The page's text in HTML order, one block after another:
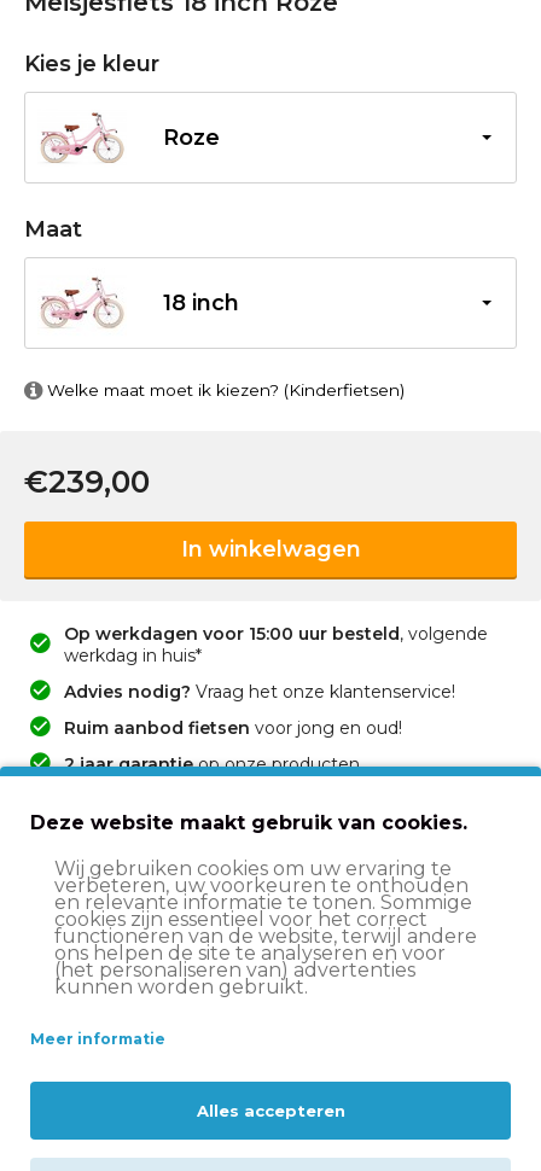
Kies je kleur
Roze
Maat
18 inch
Welke maat moet ik kiezen? (Kinderfietsen)
€239,00
In winkelwagen
Op werkdagen voor 15:00 uur besteld, volgende
werkdag in huis*
Advies nodig? Vraag het onze klantenservice!
Ruim aanbod fietsen voor jong en oud!
2 jaar garantieop onze producten
Vrolijke uitstraling dankzij het bloemetjesmotief
Uitgevoerd met luxe bamboehouten elementen
Stoere voordrager om spulletjes mee te nemen
Terugtraprem en V-brake voorrem
Veilige gesloten kettingkast en fietsbel
Deze meisjesfiets heeft geen snelbinders
Deze website maakt gebruik van cookies.
Wij gebruiken cookies om uw ervaring te
verbeteren, uw voorkeuren te onthouden
en relevante informatie te tonen. Sommige
cookies zijn essentieel voor het correct
functioneren van de website, terwijl andere
ons helpen de site te analyseren en voor
(het personaliseren van) advertenties
kunnen worden gebruikt.
Meer informatie
Alles accepteren